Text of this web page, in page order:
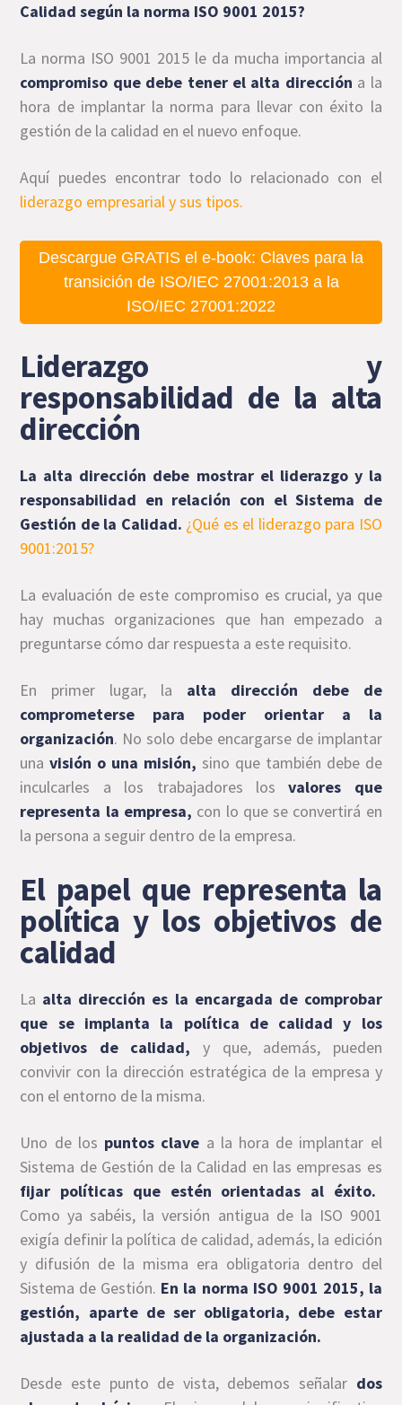
Calidad según la norma ISO 9001 2015?
La norma ISO 9001 2015 le da mucha importancia al
compromiso que debe tener el alta dirección a la
hora de implantar la norma para llevar con éxito la
gestión de la calidad en el nuevo enfoque.
Aquí puedes encontrar todo lo relacionado con el
liderazgo empresarial y sus tipos.
Descargue GRATIS el e-book: Claves para la
transición de ISO/IEC 27001:2013 a la
ISO/IEC 27001:2022
Liderazgo y
responsabilidad de la alta
dirección
La alta dirección debe mostrar el liderazgo y la
responsabilidad en relación con el Sistema de
Gestión de la Calidad. ¿Qué es el liderazgo para ISO
9001:2015?
La evaluación de este compromiso es crucial, ya que
hay muchas organizaciones que han empezado a
preguntarse cómo dar respuesta a este requisito.
En primer lugar, la alta dirección debe de
comprometerse para poder orientar a la
organización. No solo debe encargarse de implantar
unavisión o una misión, sino que también debe de
inculcarles a los trabajadores losvalores que
representa la empresa, con lo que se convertirá en
la persona a seguir dentro de la empresa.
El papel que representa la
política y los objetivos de
calidad
La alta dirección es la encargada de comprobar
que se implanta la política de calidad y los
objetivos de calidad, y que, además, pueden
convivir con la dirección estratégica de la empresa y
con el entorno de la misma.
Uno de los puntos clave a la hora de implantar el
Sistema de Gestión de la Calidad en las empresas es
fijar políticas que estén orientadas al éxito.
Como ya sabéis, la versión antigua de la ISO 9001
exigía definir la política de calidad, además, la edición
y difusión de la misma era obligatoria dentro del
Sistema de Gestión. En la norma ISO 9001 2015, la
gestión, aparte de ser obligatoria, debe estar
ajustada a la realidad de la organización.
Desde este punto de vista, debemos señalar dos